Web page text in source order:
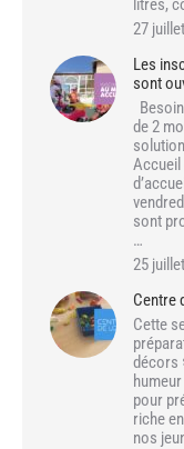
27
Les
sont
de 2
sont
…
25
Centre
Cette
décors
pour
riche
nos